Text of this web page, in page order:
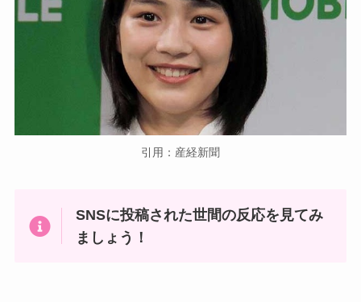
引用：産経新聞
SNSに投稿された世間の反応を見てみ
ましょう！